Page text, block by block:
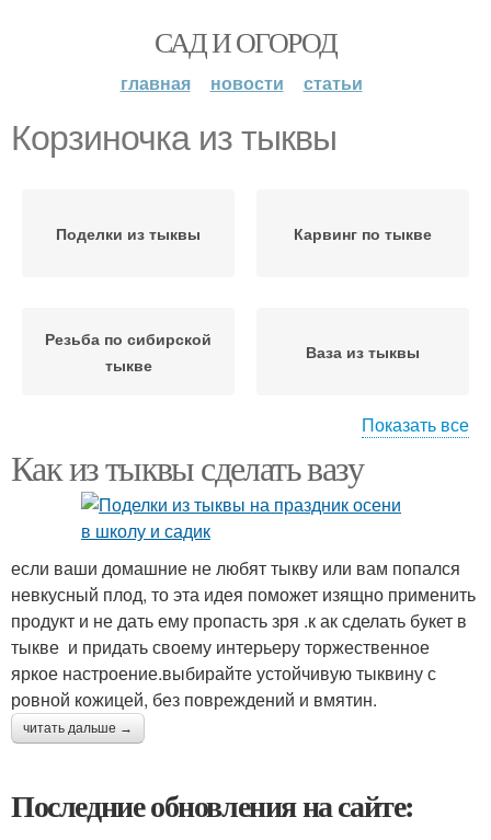
САД И ОГОРОД
главная новости статьи
Корзиночка из тыквы
Поделки из тыквы Карвинг по тыкве
Резьба по сибирской
тыкве
Ваза из тыквы
Корзина из тыквы Корзинка из тыквы
Резная корзиночка
Показать все
Как из тыквы сделать вазу
если ваши домашние не любят тыкву или вам попался
невкусный плод, то эта идея поможет изящно применить
продукт и не дать ему пропасть зря .к ак сделать букет в
тыкве и придать своему интерьеру торжественное
яркое настроение.выбирайте устойчивую тыквину с
ровной кожицей, без повреждений и вмятин.
читать дальше →
Последние обновления на сайте: